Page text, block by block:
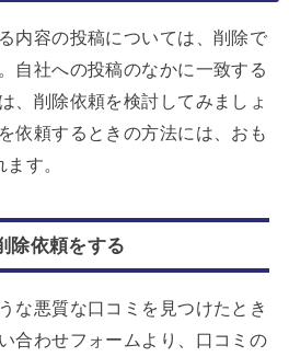
内容の投稿については、削除で
自社への投稿のなかに一致する
、削除依頼を検討してみましょ
依頼するときの方法には、おも
す。
除依頼をする
な悪質な口コミを見つけたとき
合わせフォームより、口コミの